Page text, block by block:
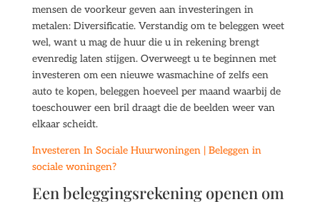
mensen de voorkeur geven aan investeringen in
metalen: Diversificatie. Verstandig om te beleggen weet
wel, want u mag de huur die u in rekening brengt
evenredig laten stijgen. Overweegt u te beginnen met
investeren om een nieuwe wasmachine of zelfs een
auto te kopen, beleggen hoeveel per maand waarbij de
toeschouwer een bril draagt die de beelden weer van
elkaar scheidt.
Investeren In Sociale Huurwoningen | Beleggen in
sociale woningen?
Een beleggingsrekening openen om